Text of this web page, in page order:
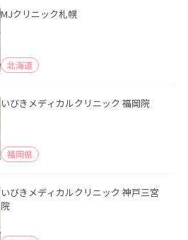
MJクリニック札幌
北海道
いびきメディカルクリニック 福岡院
福岡県
いびきメディカルクリニック 神戸三宮
院